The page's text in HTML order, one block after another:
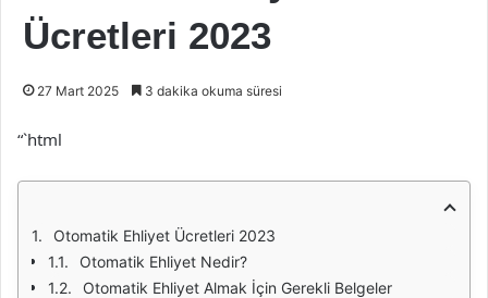
Ücretleri 2023
27 Mart 2025 3 dakika okuma süresi
“`html
Otomatik Ehliyet Ücretleri 2023
Otomatik Ehliyet Nedir?
Otomatik Ehliyet Almak İçin Gerekli Belgeler